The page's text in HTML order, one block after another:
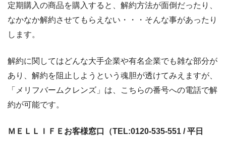
定期購入の商品を購入すると、解約方法が面倒だったり、
なかなか解約させてもらえない・・・そんな事があったり
します。
解約に関してはどんな大手企業や有名企業でも雑な部分が
あり、解約を阻止しようという魂胆が透けてみえますが、
「メリフバームクレンズ」は、こちらの番号への電話で解
約が可能です。
ＭＥＬＬＩＦＥお客様窓口（TEL:0120-535-551 / 平日